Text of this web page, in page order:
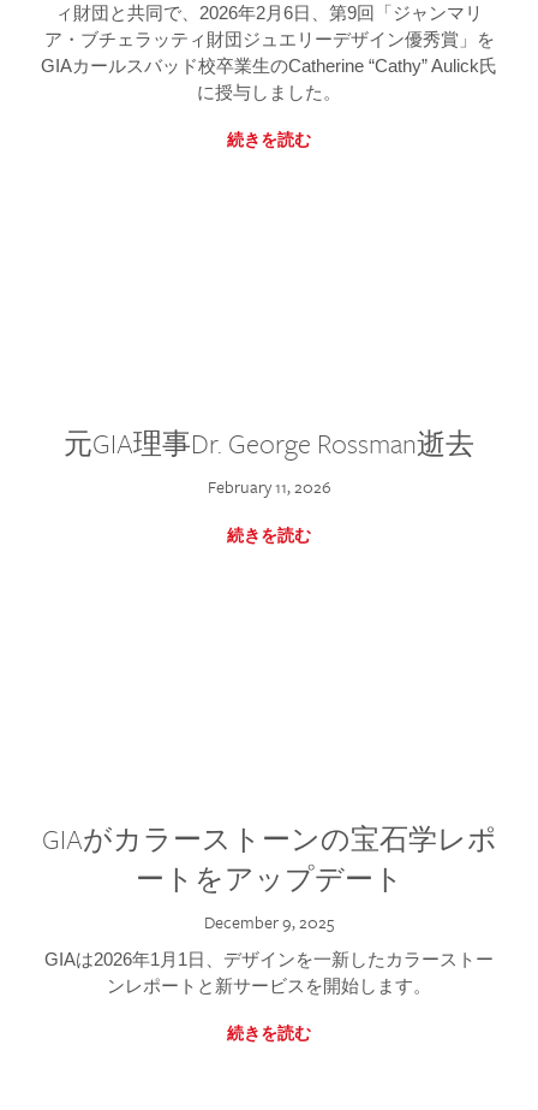
ィ財団と共同で、2026年2月6日、第9回「ジャンマリ
ア・ブチェラッティ財団ジュエリーデザイン優秀賞」を
GIAカールスバッド校卒業生のCatherine “Cathy” Aulick氏
に授与しました。
続きを読む
元GIA理事Dr. George Rossman逝去
February 11, 2026
続きを読む
GIAがカラーストーンの宝石学レポ
ートをアップデート
December 9, 2025
GIAは2026年1月1日、デザインを一新したカラーストー
ンレポートと新サービスを開始します。
続きを読む